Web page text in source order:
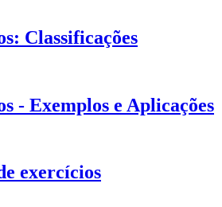
Classificações
- Exemplos e Aplicações
exercícios